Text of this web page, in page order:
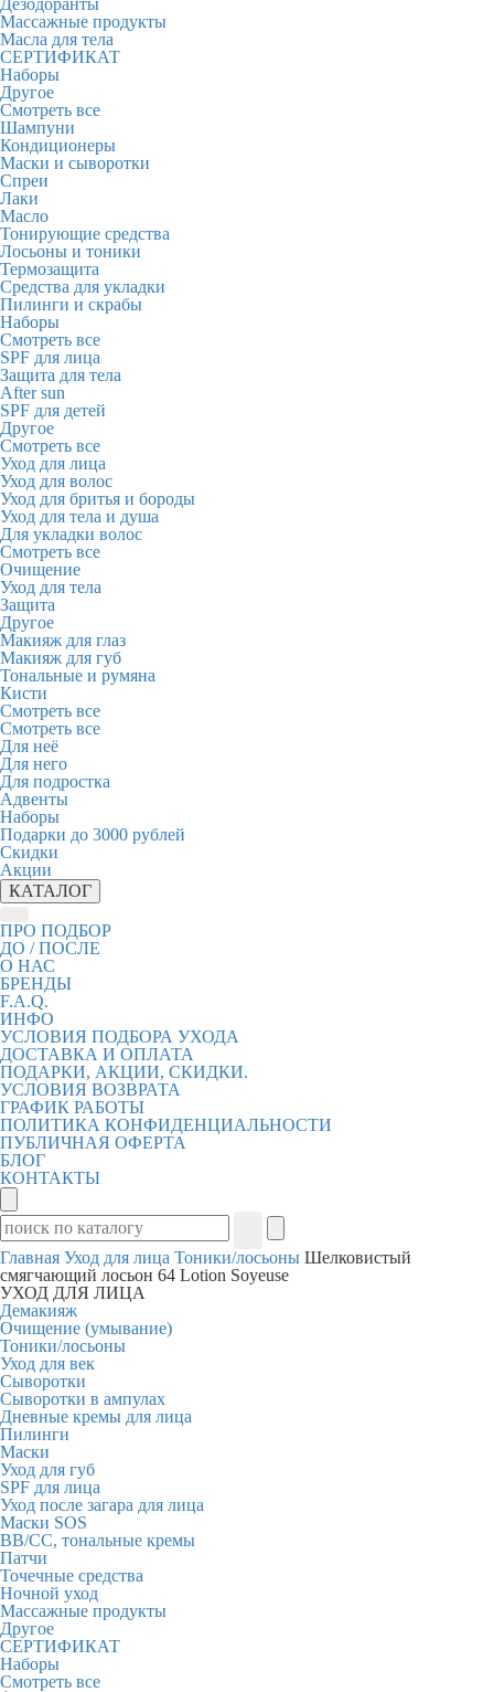
Дезодоранты
Массажные продукты
Масла для тела
СЕРТИФИКАТ
Наборы
Другое
Смотреть все
Шампуни
Кондиционеры
Маски и сыворотки
Спреи
Лаки
Масло
Тонирующие средства
Лосьоны и тоники
Термозащита
Средства для укладки
Пилинги и скрабы
Наборы
Смотреть все
SPF для лица
Защита для тела
After sun
SPF для детей
Другое
Смотреть все
Уход для лица
Уход для волос
Уход для бритья и бороды
Уход для тела и душа
Для укладки волос
Смотреть все
Очищение
Уход для тела
Защита
Другое
Макияж для глаз
Макияж для губ
Тональные и румяна
Кисти
Смотреть все
Смотреть все
Для неё
Для него
Для подростка
Адвенты
Наборы
Подарки до 3000 рублей
Скидки
Акции
КАТАЛОГ
ПРО ПОДБОР
ДО / ПОСЛЕ
О НАС
БРЕНДЫ
F.A.Q.
ИНФО
УСЛОВИЯ ПОДБОРА УХОДА
ДОСТАВКА И ОПЛАТА
ПОДАРКИ, АКЦИИ, СКИДКИ.
УСЛОВИЯ ВОЗВРАТА
ГРАФИК РАБОТЫ
ПОЛИТИКА КОНФИДЕНЦИАЛЬНОСТИ
ПУБЛИЧНАЯ ОФЕРТА
БЛОГ
КОНТАКТЫ
Главная Уход для лица Тоники/лосьоны Шелковистый
смягчающий лосьон 64 Lotion Soyeuse
УХОД ДЛЯ ЛИЦА
Демакияж
Очищение (умывание)
Тоники/лосьоны
Уход для век
Сыворотки
Сыворотки в ампулах
Дневные кремы для лица
Пилинги
Маски
Уход для губ
SPF для лица
Уход после загара для лица
Маски SOS
BB/CC, тональные кремы
Патчи
Точечные средства
Ночной уход
Массажные продукты
Другое
СЕРТИФИКАТ
Наборы
Смотреть все